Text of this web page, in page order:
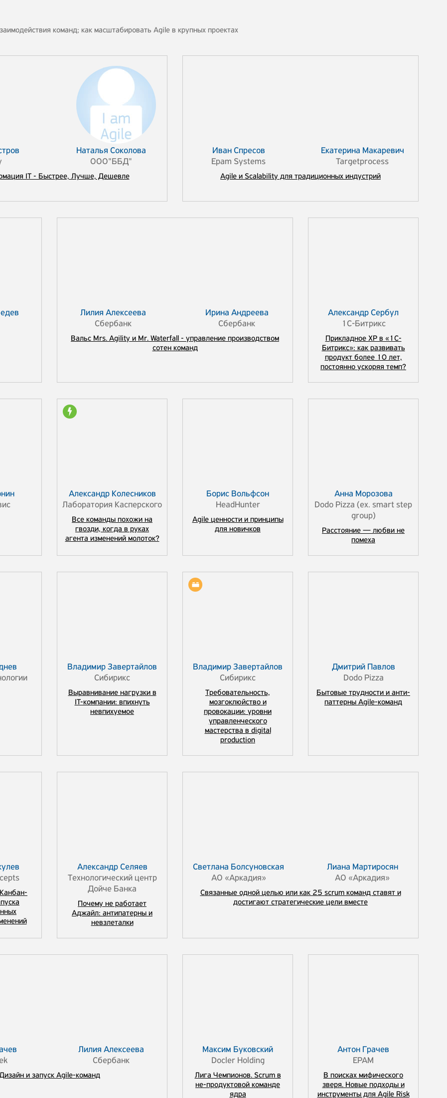
команд; как масштабировать Agile в крупных проектах
Наталья Соколова
ООО"ББД"
IT - Быстрее, Лучше, Дешевле
Екатерина Макаревич
Targetprocess
Иван Спресов
Epam Systems
Agile и Scalability для традиционных индустрий
Ирина Андреева
Сбербанк
Лилия Алексеева
Сбербанк
Вальс Mrs. Agility и Mr. Waterfall - управление производством
сотен команд
Александр Сербул
1С-Битрикс
Прикладное XP в «1С-
Битрикс»: как развивать
продукт более 10 лет,
постоянно ускоряя темп?
Александр Колесников
Лаборатория Касперского
Все команды похожи на
гвозди, когда в руках
агента изменений молоток?
Борис Вольфсон
HeadHunter
Agile ценности и принципы
для новичков
Анна Морозова
Dodo Pizza (ex. smart step
group)
Расстояние — любви не
помеха
Владимир Завертайлов
Сибирикс
Выравнивание нагрузки в
IT-компании: впихнуть
невпихуемое
Владимир Завертайлов
Сибирикс
Требовательность,
мозгоклюйство и
провокации: уровни
управленческого
мастерства в digital
production
Дмитрий Павлов
Dodo Pizza
Бытовые трудности и анти-
паттерны Agile-команд
Александр Селяев
Технологический центр
Дойче Банка
Почему не работает
Аджайл: антипатерны и
невзлеталки
Светлана Болсуновская
АО «Аркадия»
Лиана Мартиросян
АО «Аркадия»
Связанные одной целью или как 25 scrum команд ставят и
достигают стратегические цели вместе
Лилия Алексеева
Сбербанк
и запуск Agile-команд
Максим Буковский
Docler Holding
Лига Чемпионов. Scrum в
не-продуктовой команде
ядра
Антон Грачев
EPAM
В поисках мифического
зверя. Новые подходы и
инструменты для Agile Risk